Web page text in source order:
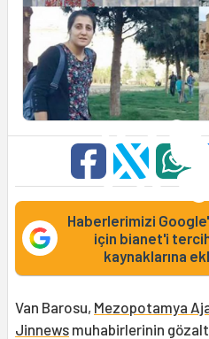
Haberlerimizi
için bianet'i
kaynaklarına
Van Barosu, Mezopotamya
Jinnews muhabirlerinin